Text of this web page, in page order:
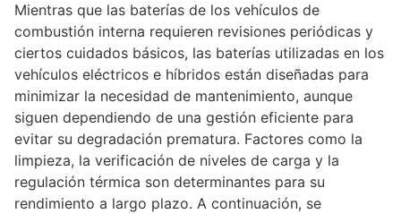
Mientras que las baterías de los vehículos de
combustión interna requieren revisiones periódicas y
ciertos cuidados básicos, las baterías utilizadas en los
vehículos eléctricos e híbridos están diseñadas para
minimizar la necesidad de mantenimiento, aunque
siguen dependiendo de una gestión eficiente para
evitar su degradación prematura. Factores como la
limpieza, la verificación de niveles de carga y la
regulación térmica son determinantes para su
rendimiento a largo plazo. A continuación, se